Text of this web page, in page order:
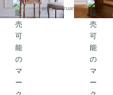
antiques ruan